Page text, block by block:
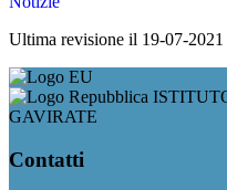
Ultima revisione il 19-07-2021
GAVIRATE
Contatti